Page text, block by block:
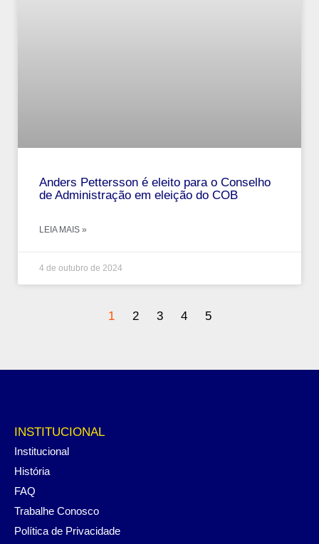
Anders Pettersson é eleito para o Conselho
de Administração em eleição do COB
LEIA MAIS »
4 de outubro de 2024
1 2 3 4 5
INSTITUCIONAL
Institucional
História
FAQ
Trabalhe Conosco
Política de Privacidade